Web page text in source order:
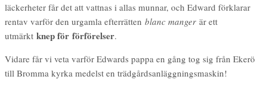
läckerheter får det att vattnas i allas munnar, och Edward förklarar
rentav varför den urgamla efterrätten blanc manger är ett
utmärkt knep för förförelser.
Vidare får vi veta varför Edwards pappa en gång tog sig från Ekerö
till Bromma kyrka medelst en trädgårdsanläggningsmaskin!